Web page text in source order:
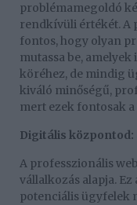
problémamegoldó
rendkívüli értékét. A
fontos, hogy olyan
mutassa be,
köréhez, de mindig
kiváló minőségű,
mert ezek fontosak
Digitális
A professzionális
vállalkozás alapja.
potenciális ügyfelek